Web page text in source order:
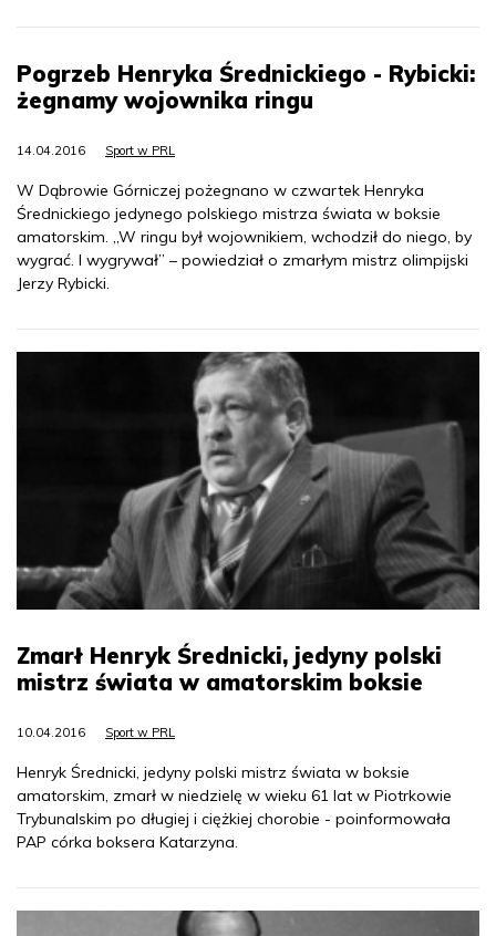
Pogrzeb Henryka Średnickiego - Rybicki:
żegnamy wojownika ringu
14.04.2016 Sport w PRL
W Dąbrowie Górniczej pożegnano w czwartek Henryka
Średnickiego jedynego polskiego mistrza świata w boksie
amatorskim. „W ringu był wojownikiem, wchodził do niego, by
wygrać. I wygrywał” – powiedział o zmarłym mistrz olimpijski
Jerzy Rybicki.
Zmarł Henryk Średnicki, jedyny polski
mistrz świata w amatorskim boksie
10.04.2016 Sport w PRL
Henryk Średnicki, jedyny polski mistrz świata w boksie
amatorskim, zmarł w niedzielę w wieku 61 lat w Piotrkowie
Trybunalskim po długiej i ciężkiej chorobie - poinformowała
PAP córka boksera Katarzyna.